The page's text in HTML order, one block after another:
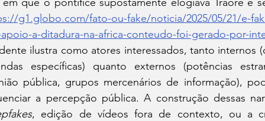
g1.globo.com/fato-ou-fake/noticia/2025/05/21/e-
a-ditadura-na-africa-conteudo-foi-gerado-por-
ilustra como atores interessados, tanto internos
específicas) quanto externos (potências
pública, grupos mercenários de informação),
, edição de vídeos fora de contexto, ou a